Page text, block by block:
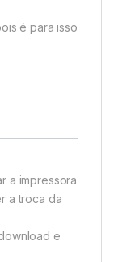
é para isso
a impressora
a troca da
e